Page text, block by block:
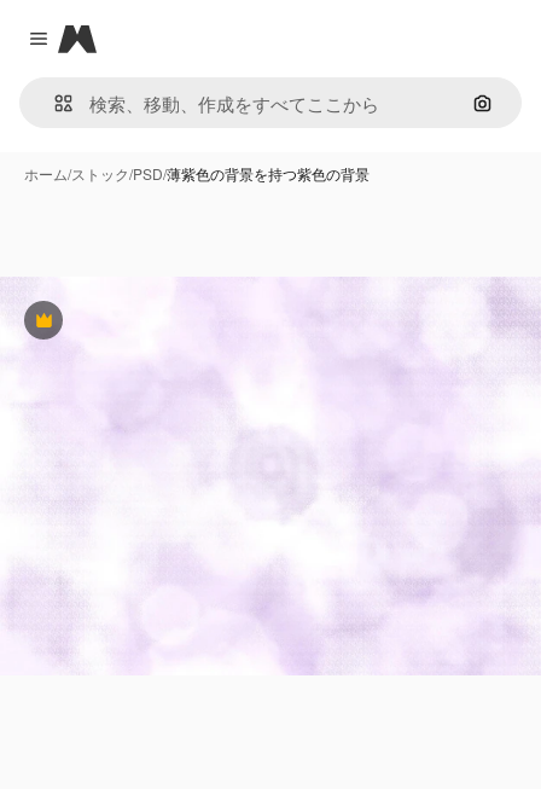
Close menu
Magnific
画像で
ホーム/ストック/PSD/薄紫色の背景を持つ紫色の背景
Premium